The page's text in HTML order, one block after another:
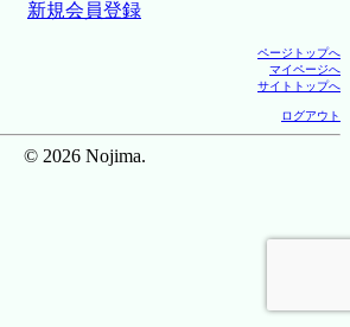
新規会員登録
ページトップへ
マイページへ
サイトトップへ
ログアウト
© 2026 Nojima.